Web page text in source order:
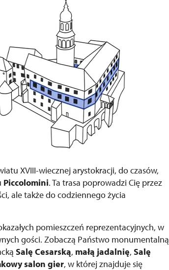
XVIII-wiecznej arystokracji, do czasów,
Piccolomini. Ta trasa poprowadzi Cię przez
ale także do codziennego życia
pomieszczeń reprezentacyjnych, w
gości. Zobaczą Państwo monumentalną
Salę Cesarską, małą jadalnię, Salę
salon gier, w której znajduje się